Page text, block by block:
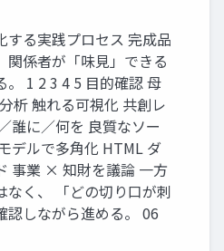
する実践プロセス 完成品
関係者が「味見」できる
。 1 2 3 4 5 目的確認 母
析 触れる可視化 共創レ
誰に／何を 良質なソー
デルで多角化 HTML ダ
事業 × 知財を議論 一方
なく、 「どの切り口が刺
認しながら進める。 06